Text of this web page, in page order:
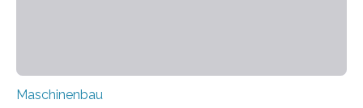
Maschinenbau